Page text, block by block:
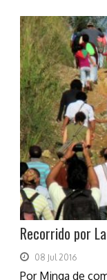
Recorrido por
08 Jul 2016
Por Minga de